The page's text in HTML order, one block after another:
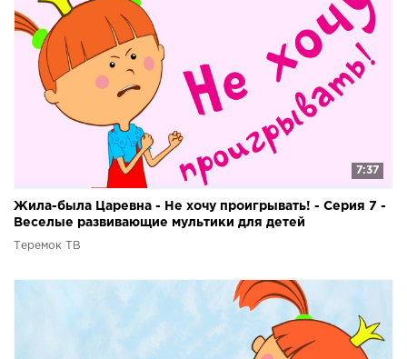
7:37
Жила-была Царевна - Не хочу проигрывать! - Серия 7 -
Веселые развивающие мультики для детей
Теремок ТВ